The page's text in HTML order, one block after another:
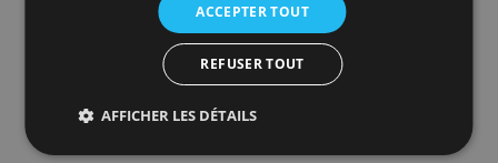
Cartes de crédit en Belgique
Peut-on alors obtenir de « vraies » cartes
Ce site Web utilise des cookies
Nous utilisons des cookies pour personnaliser le
Nous partageons également des informations sur
votre utilisation de notre site avec nos partenaires